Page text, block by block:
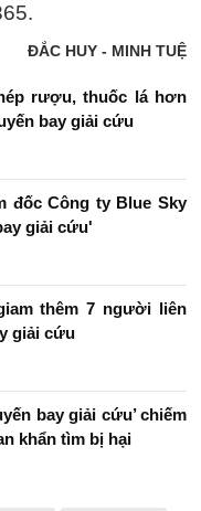
ĐẮC HUY - MINH TUỆ
rượu, thuốc lá hơn
bay giải cứu
đốc Công ty Blue Sky
giải cứu'
thêm 7 người liên
giải cứu
bay giải cứu’ chiếm
khẩn tìm bị hại